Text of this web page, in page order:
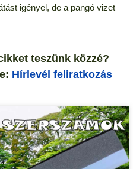
igényel, de a pangó vizet
teszünk közzé?
Hírlevél feliratkozás